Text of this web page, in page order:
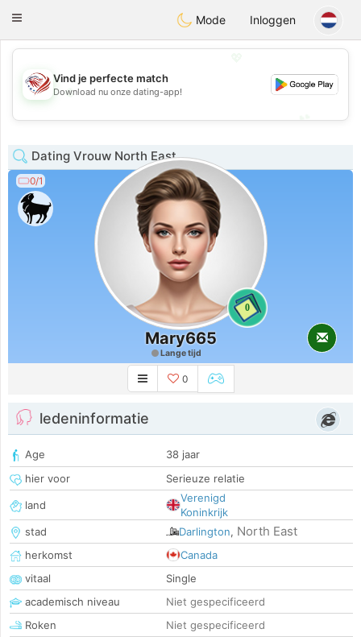
StatesDating
Toggle
Mode Inloggen
💖
Vind je perfecte match
Download nu onze dating-app!
Dating Vrouw North East
0/1
0
Mary665
Lange tijd
0
ledeninformatie
Age
38 jaar
hier voor
Serieuze relatie
land
Verenigd
Koninkrijk
stad
Darlington, North East
herkomst
Canada
vitaal
Single
academisch niveau
Niet gespecificeerd
Roken
Niet gespecificeerd